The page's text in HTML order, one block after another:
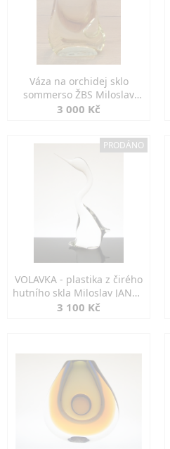
Váza na orchidej sklo
sommerso ŽBS Miloslav
Klinger v.28 cm
3 000 Kč
PRODÁNO
VOLAVKA - plastika z čirého
hutního skla Miloslav JANKŮ
ŽBS
3 100 Kč